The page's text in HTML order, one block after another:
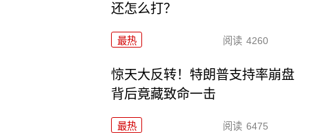
还怎么打？
最热 阅读 4260
惊天大反转！特朗普支持率崩盘
背后竟藏致命一击
最热 阅读 6475